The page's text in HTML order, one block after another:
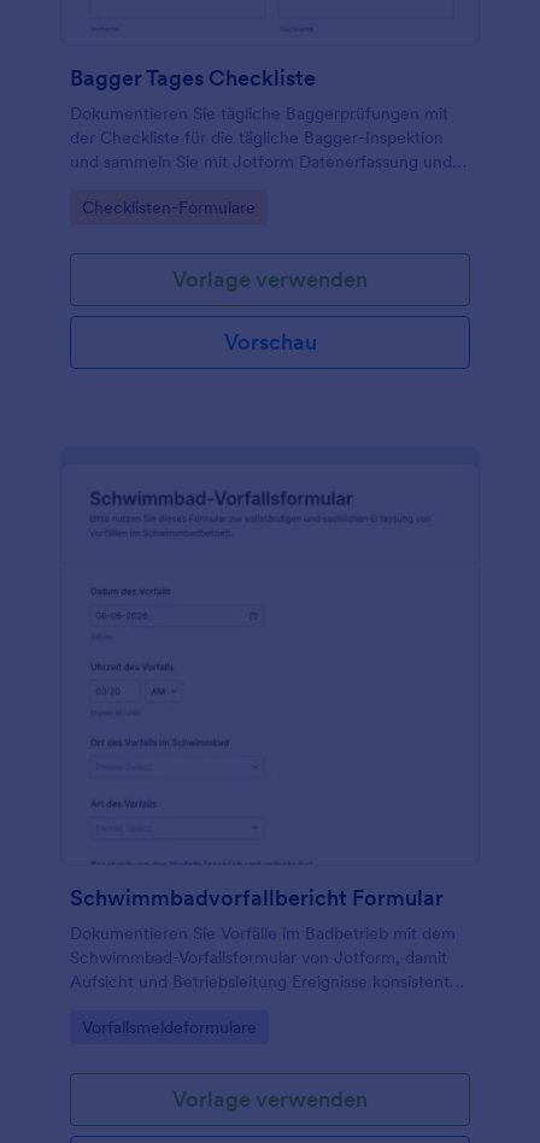
Bagger Tages Checkliste
Dokumentieren Sie tägliche Baggerprüfungen mit
der Checkliste für die tägliche Bagger-Inspektion
und sammeln Sie mit Jotform Datenerfassung und
Fuhrparks und Vermietbetriebe.
Go to Category:
Checklisten-Formulare
Vorlage verwenden
Vorschau
Schwimmbadvorfallbericht Formular
Dokumentieren Sie Vorfälle im Badbetrieb mit dem
Schwimmbad-Vorfallsformular von Jotform, damit
Aufsicht und Betriebsleitung Ereignisse konsistent
Auswertungen nutzen können.
Go to Category:
Vorfallsmeldeformulare
Vorlage verwenden